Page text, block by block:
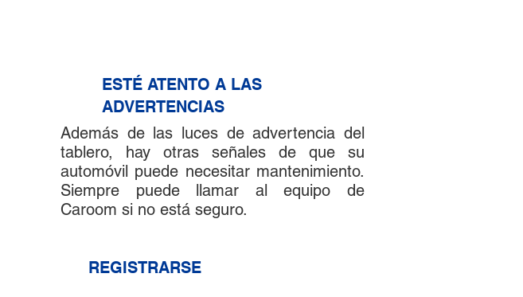
ESTÉ ATENTO A LAS
ADVERTENCIAS
Además de las luces de advertencia del
tablero, hay otras señales de que su
automóvil puede necesitar mantenimiento.
Siempre puede llamar al equipo de
Caroom si no está seguro.
REGISTRARSE